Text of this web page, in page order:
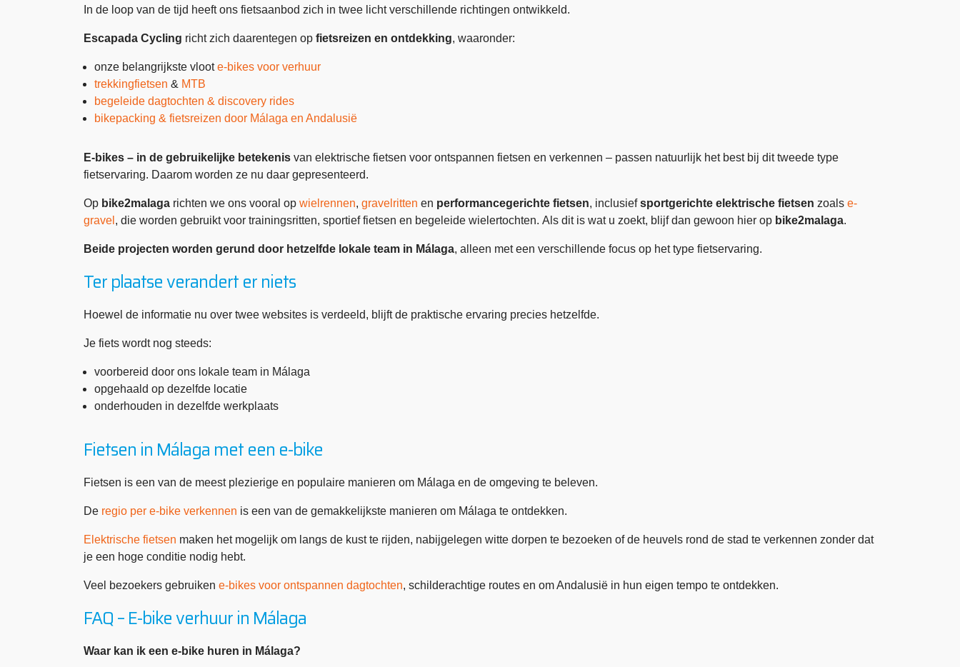
In de loop van de tijd heeft ons fietsaanbod zich in twee licht verschillende richtingen ontwikkeld.
Escapada Cycling richt zich daarentegen op fietsreizen en ontdekking, waaronder:
onze belangrijkste vloote-bikes voor verhuur
trekkingfietsen & MTB
begeleide dagtochten & discovery rides
bikepacking & fietsreizen door Málaga en Andalusië
E-bikes – in de gebruikelijke betekenis van elektrische fietsen voor ontspannen fietsen en verkennen – passen natuurlijk het best bij dit tweede type
fietservaring. Daarom worden ze nu daar gepresenteerd.
Op bike2malaga richten we ons vooral op wielrennen, gravelritten en performancegerichte fietsen, inclusiefsportgerichte elektrische fietsen zoals e-
gravel , die worden gebruikt voor trainingsritten, sportief fietsen en begeleide wielertochten. Als dit is wat u zoekt, blijf dan gewoon hier op bike2malaga.
Beide projecten worden gerund door hetzelfde lokale team in Málaga, alleen met een verschillende focus op het type fietservaring.
Ter plaatse verandert er niets
Hoewel de informatie nu over twee websites is verdeeld, blijft de praktische ervaring precies hetzelfde.
Je fiets wordt nog steeds:
voorbereid door ons lokale team in Málaga
opgehaald op dezelfde locatie
onderhouden in dezelfde werkplaats
Fietsen in Málaga met een e-bike
Fietsen is een van de meest plezierige en populaire manieren om Málaga en de omgeving te beleven.
De regio per e-bike verkennen is een van de gemakkelijkste manieren om Málaga te ontdekken.
Elektrische fietsen maken het mogelijk om langs de kust te rijden, nabijgelegen witte dorpen te bezoeken of de heuvels rond de stad te verkennen zonder dat
je een hoge conditie nodig hebt.
Veel bezoekers gebruiken e-bikes voor ontspannen dagtochten, schilderachtige routes en om Andalusië in hun eigen tempo te ontdekken.
FAQ – E-bike verhuur in Málaga
Waar kan ik een e-bike huren in Málaga?